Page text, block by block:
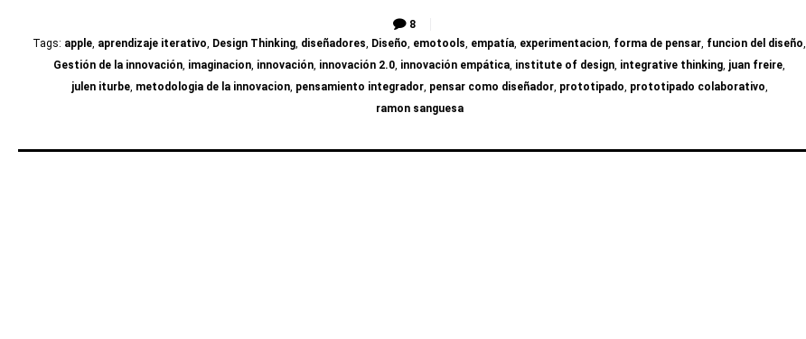
8
Tags: apple, aprendizaje iterativo, Design Thinking, diseñadores, Diseño, emotools, empatía, experimentacion, forma de pensar, funcion del diseño,
Gestión de la innovación, imaginacion, innovación, innovación 2.0, innovación empática, institute of design, integrative thinking, juan freire,
julen iturbe, metodologia de la innovacion, pensamiento integrador, pensar como diseñador, prototipado, prototipado colaborativo,
ramon sanguesa